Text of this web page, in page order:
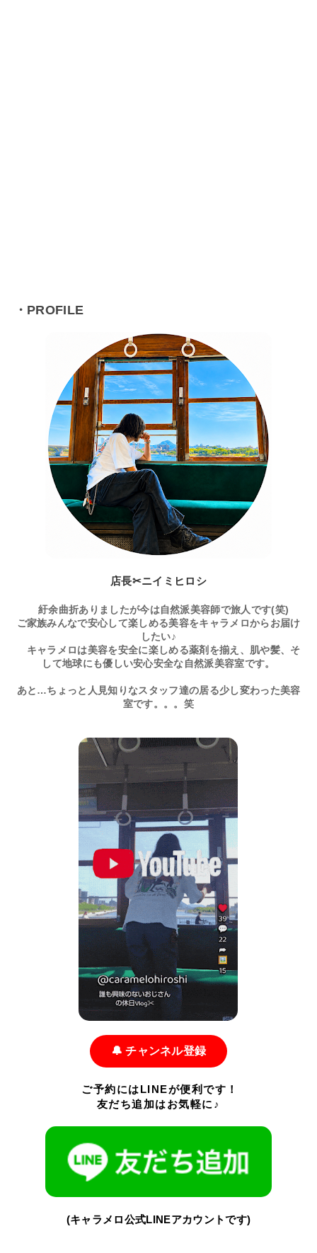
・PROFILE
店長✂ニイミヒロシ
紆余曲折ありましたが今は自然派美容師で旅人です(笑)
ご家族みんなで安心して楽しめる美容をキャラメロからお届け
したい♪
キャラメロは美容を安全に楽しめる薬剤を揃え、肌や髪、そ
して地球にも優しい安心安全な自然派美容室です。
あと…ちょっと人見知りなスタッフ達の居る少し変わった美容
室です。。。笑
🔔 チャンネル登録
ご予約にはLINEが便利です！
友だち追加はお気軽に♪
(キャラメロ公式LINEアカウントです)